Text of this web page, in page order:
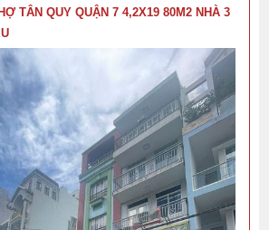
TÂN QUY QUẬN 7 4,2X19 80M2 NHÀ 3